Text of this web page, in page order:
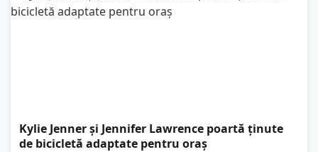
Kylie Jenner și Jennifer Lawrence poartă ținute
de bicicletă adaptate pentru oraș